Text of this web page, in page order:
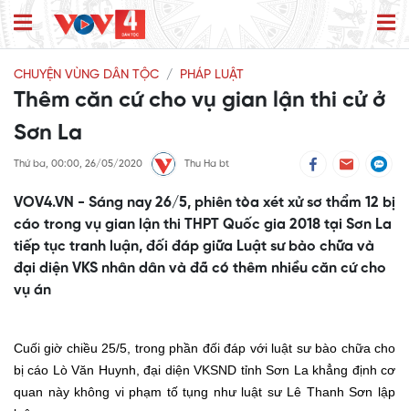
CHUYỆN VÙNG DÂN TỘC PHÁP LUẬT
Thêm căn cứ cho vụ gian lận thi cử ở
Sơn La
Thứ ba, 00:00, 26/05/2020 Thu Ha bt
VOV4.VN - Sáng nay 26/5, phiên tòa xét xử sơ thẩm 12 bị
cáo trong vụ gian lận thi THPT Quốc gia 2018 tại Sơn La
tiếp tục tranh luận, đối đáp giữa Luật sư bào chữa và
đại diện VKS nhân dân và đã có thêm nhiều căn cứ cho
vụ án
Cuối giờ chiều 25/5, trong phần đối đáp với luật sư bào chữa cho
bị cáo Lò Văn Huynh, đại diện VKSND tỉnh Sơn La khẳng định cơ
quan này không vi phạm tố tụng như luật sư Lê Thanh Sơn lập